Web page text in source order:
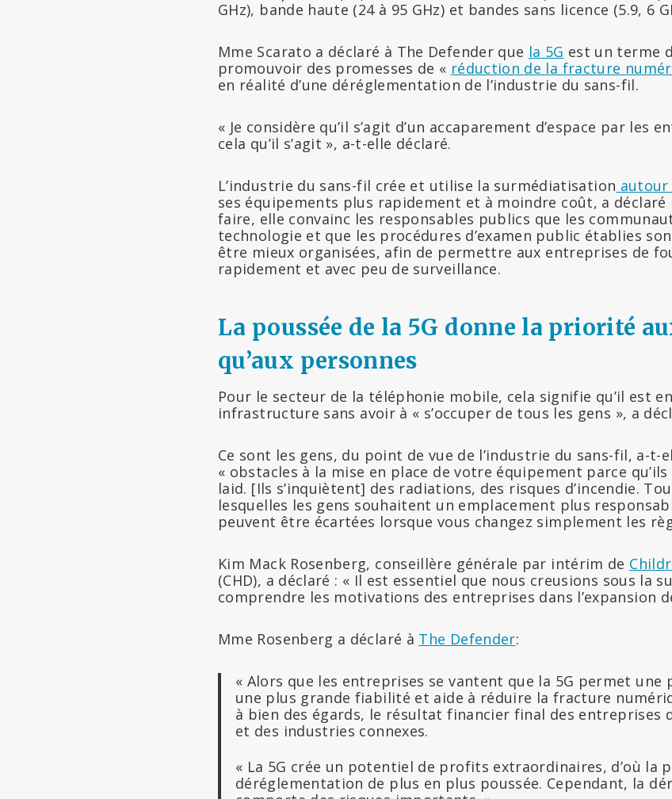
GHz), bande haute (24 à 95 GHz) et bandes sans licence (5.9, 6
Mme Scarato a déclaré à The Defender que la 5G est un terme
promouvoir des promesses de « réduction de la fracture
en réalité d’une déréglementation de l’industrie du sans-fil.
« Je considère qu’il s’agit d’un accaparement d’espace par les
cela qu’il s’agit », a-t-elle déclaré.
L’industrie du sans-fil crée et utilise la surmédiatisation autour
ses équipements plus rapidement et à moindre coût, a déclaré
faire, elle convainc les responsables publics que les
technologie et que les procédures d’examen public établies
être mieux organisées, afin de permettre aux entreprises de
rapidement et avec peu de surveillance.
La poussée de la 5G donne la priorité
qu’aux personnes
Pour le secteur de la téléphonie mobile, cela signifie qu’il est
infrastructure sans avoir à « s’occuper de tous les gens », a
Ce sont les gens, du point de vue de l’industrie du sans-fil, a-t-
« obstacles à la mise en place de votre équipement parce qu’ils
laid. [Ils s’inquiètent] des radiations, des risques d’incendie.
lesquelles les gens souhaitent un emplacement plus
peuvent être écartées lorsque vous changez simplement les
Kim Mack Rosenberg, conseillère générale par intérim de
(CHD), a déclaré : « Il est essentiel que nous creusions sous la
comprendre les motivations des entreprises dans l’expansion
Mme Rosenberg a déclaré à The Defender:
« Alors que les entreprises se vantent que la 5G permet une
une plus grande fiabilité et aide à réduire la fracture
à bien des égards, le résultat financier final des entreprises
et des industries connexes.
« La 5G crée un potentiel de profits extraordinaires, d’où la
déréglementation de plus en plus poussée. Cependant, la